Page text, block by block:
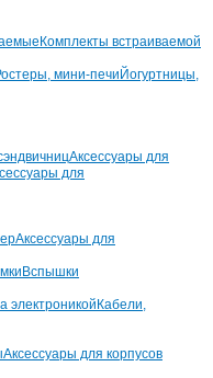
Комплекты встраиваемой
мини-печи Йогуртницы,
Аксессуары для
для
Аксессуары для
Вспышки
электроникой Кабели,
Аксессуары для корпусов